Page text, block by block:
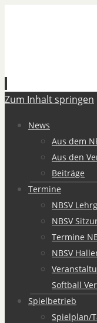
Zum Inhalt springen
News
Aus dem
Aus den
Beiträge
Termine
NBSV
NBSV
Termine
NBSV
Softball
Spielbetrieb
Spielplan/